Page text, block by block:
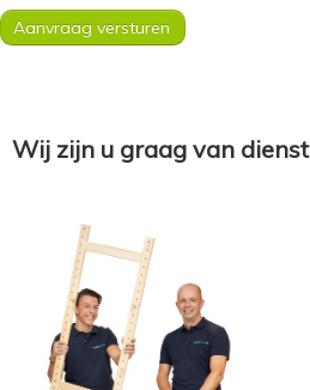
Wij zijn u graag van dienst